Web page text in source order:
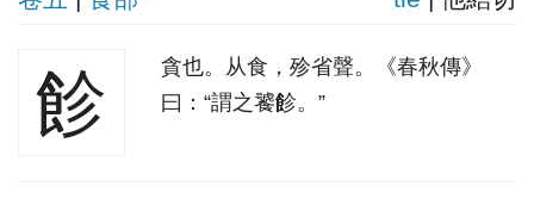
飻
貪也。从食，殄省聲。《春秋傳》
曰：“謂之饕飻。”